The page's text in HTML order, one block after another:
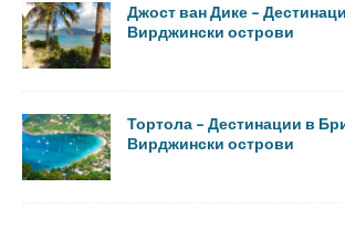
Джост ван Дике –
Вирджински острови
Тортола – Дестинации в
Вирджински острови